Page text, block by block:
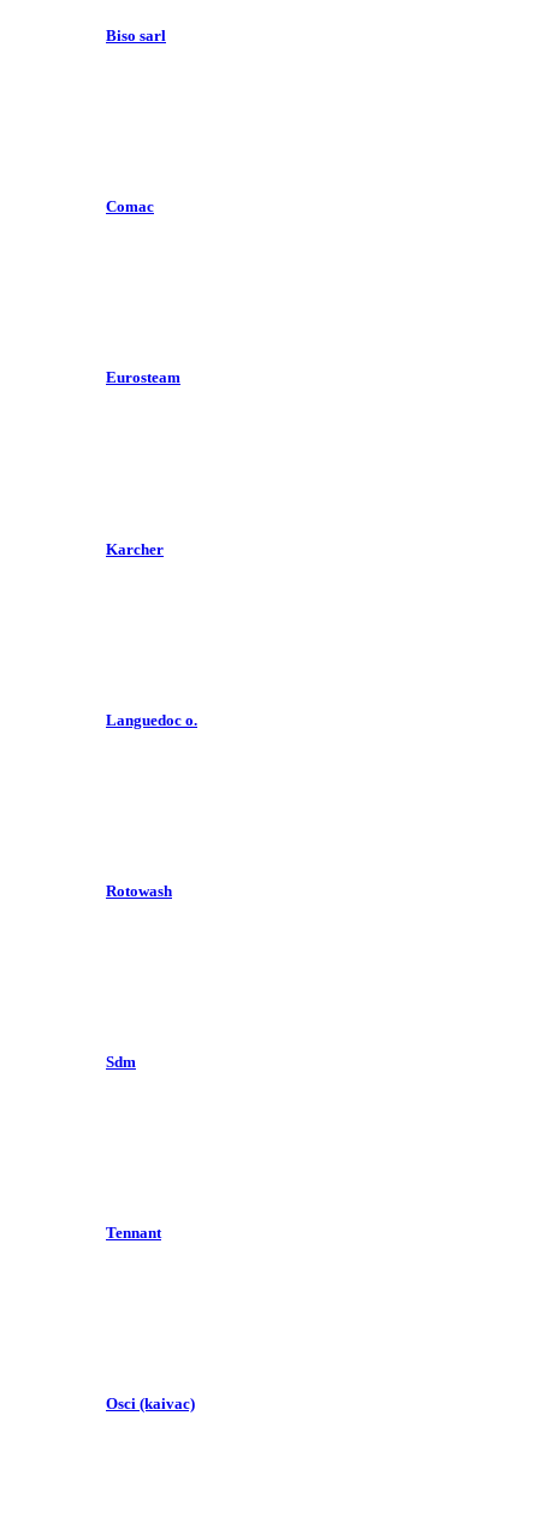
Biso sarl
Comac
Eurosteam
Karcher
Languedoc o.
Rotowash
Sdm
Tennant
Osci (kaivac)